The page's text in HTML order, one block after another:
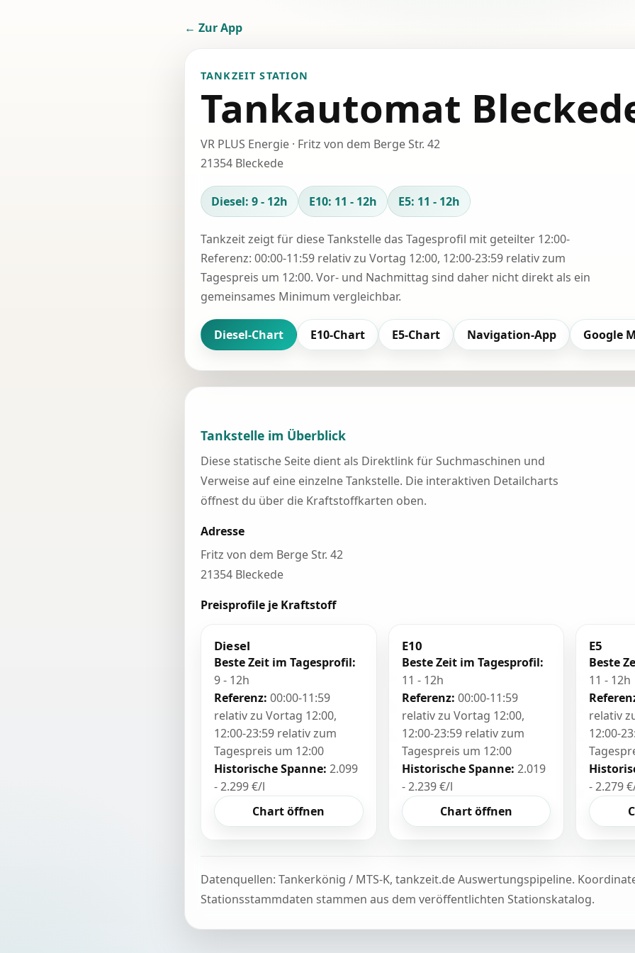
← Zur App
TANKZEIT STATION
Tankautomat
VR PLUS Energie · Fritz von dem Berge Str. 42
21354 Bleckede
Diesel: 9 - 12h E10: 11 - 12h E5: 11 - 12h
Tankzeit zeigt für diese Tankstelle das Tagesprofil mit geteilter 12:00-
Referenz: 00:00-11:59 relativ zu Vortag 12:00, 12:00-23:59 relativ zum
Tagespreis um 12:00. Vor- und Nachmittag sind daher nicht direkt als ein
gemeinsames Minimum vergleichbar.
Diesel-Chart E10-Chart E5-Chart Navigation-App Google
Tankstelle im Überblick
Diese statische Seite dient als Direktlink für Suchmaschinen und
Verweise auf eine einzelne Tankstelle. Die interaktiven Detailcharts
öffnest du über die Kraftstoffkarten oben.
Adresse
Fritz von dem Berge Str. 42
21354 Bleckede
Preisprofile je Kraftstoff
Diesel
Beste Zeit im Tagesprofil:
9 - 12h
Referenz: 00:00-11:59
relativ zu Vortag 12:00,
12:00-23:59 relativ zum
Tagespreis um 12:00
Historische Spanne: 2.099
- 2.299 €/l
Chart öffnen
E10
Beste Zeit im Tagesprofil:
11 - 12h
Referenz: 00:00-11:59
relativ zu Vortag 12:00,
12:00-23:59 relativ zum
Tagespreis um 12:00
Historische Spanne: 2.019
- 2.239 €/l
Chart öffnen
E5
Beste
11 - 12h
relativ
12:00-
- 2.279
Datenquellen: Tankerkönig / MTS-K, tankzeit.de Auswertungspipeline.
Stationsstammdaten stammen aus dem veröffentlichten Stationskatalog.